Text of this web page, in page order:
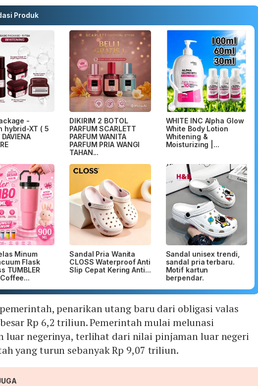
Produk
-
hybrid-XT ( 5
DIKIRIM 2 BOTOL
PARFUM SCARLETT
PARFUM WANITA
PARFUM PRIA WANGI
TAHAN...
WHITE INC Alpha Glow
White Body Lotion
Whitening &
Moisturizing |...
Minum
Flask
TUMBLER
Sandal Pria Wanita
CLOSS Waterproof Anti
Slip Cepat Kering Anti...
Sandal unisex trendi,
sandal pria terbaru.
Motif kartun
berpendar.
penarikan utang baru dari obligasi valas
Rp 6,2 triliun. Pemerintah mulai melunasi
luar negerinya, terlihat dari nilai pinjaman luar negeri
yang turun sebanyak Rp 9,07 triliun.